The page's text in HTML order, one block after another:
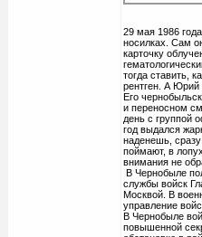
29 мая 1986
носилках. Сам
карточку
тогда ставить,
рентген. А Юрий
Его
и переносном
день с группой
год выдался
наденешь,
поймают, в
внимания не
В Чернобыле
службы войск
Москвой. В
управление
В Чернобыле
повышенной